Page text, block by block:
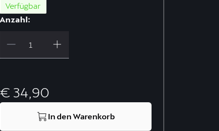
Verfügbar
Anzahl:
€ 34,90
In den Warenkorb